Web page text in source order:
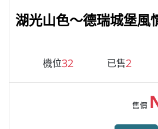
湖光山色～德瑞城堡風
機位32 已售2
售價